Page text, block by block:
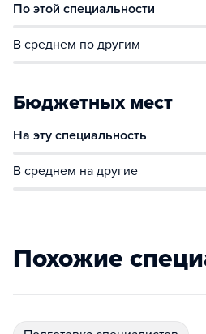
По этой специальности
В среднем по другим
Бюджетных мест
На эту специальность
В среднем на другие
Похожие